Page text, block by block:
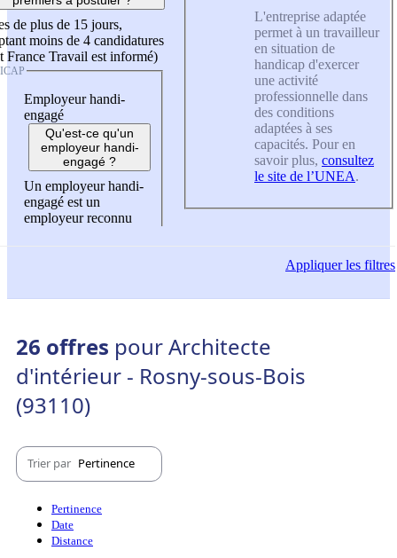
de plus de 15 jours,
moins de 4 candidatures
France Travail est informé)
Employeur handi-
engagé
Qu'est-ce qu'un
employeur handi-
engagé ?
Un employeur handi-
engagé est un
employeur reconnu
L'entreprise adaptée
permet à un travailleur
en situation de
handicap d'exercer
une activité
professionnelle dans
des conditions
adaptées à ses
capacités. Pour en
savoir plus, consultez
le site de l’UNEA.
Appliquerles filtres
26 offres pour Architecte
d'intérieur - Rosny-sous-Bois
(93110)
Trier par Pertinence
Pertinence
Date
Distance